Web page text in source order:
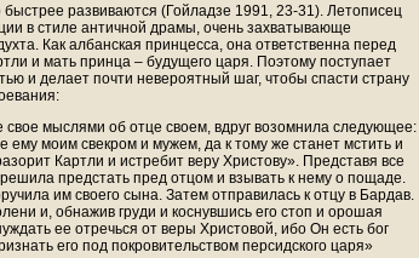
развиваются (Гойладзе 1991, 23-31). Летописец
в стиле античной драмы, очень захватывающе
Как албанская принцесса, она ответственна перед
и мать принца – будущего царя. Поэтому поступает
и делает почти невероятный шаг, чтобы спасти страну
мыслями об отце своем, вдруг возомнила следующее:
ему моим свекром и мужем, да к тому же станет мстить и
Картли и истребит веру Христову». Представя все
предстать пред отцом и взывать к нему о пощаде.
им своего сына. Затем отправилась к отцу в Бардав.
и, обнажив груди и коснувшись его стоп и орошая
ее отречься от веры Христовой, ибо Он есть бог
его под покровительством персидского царя»